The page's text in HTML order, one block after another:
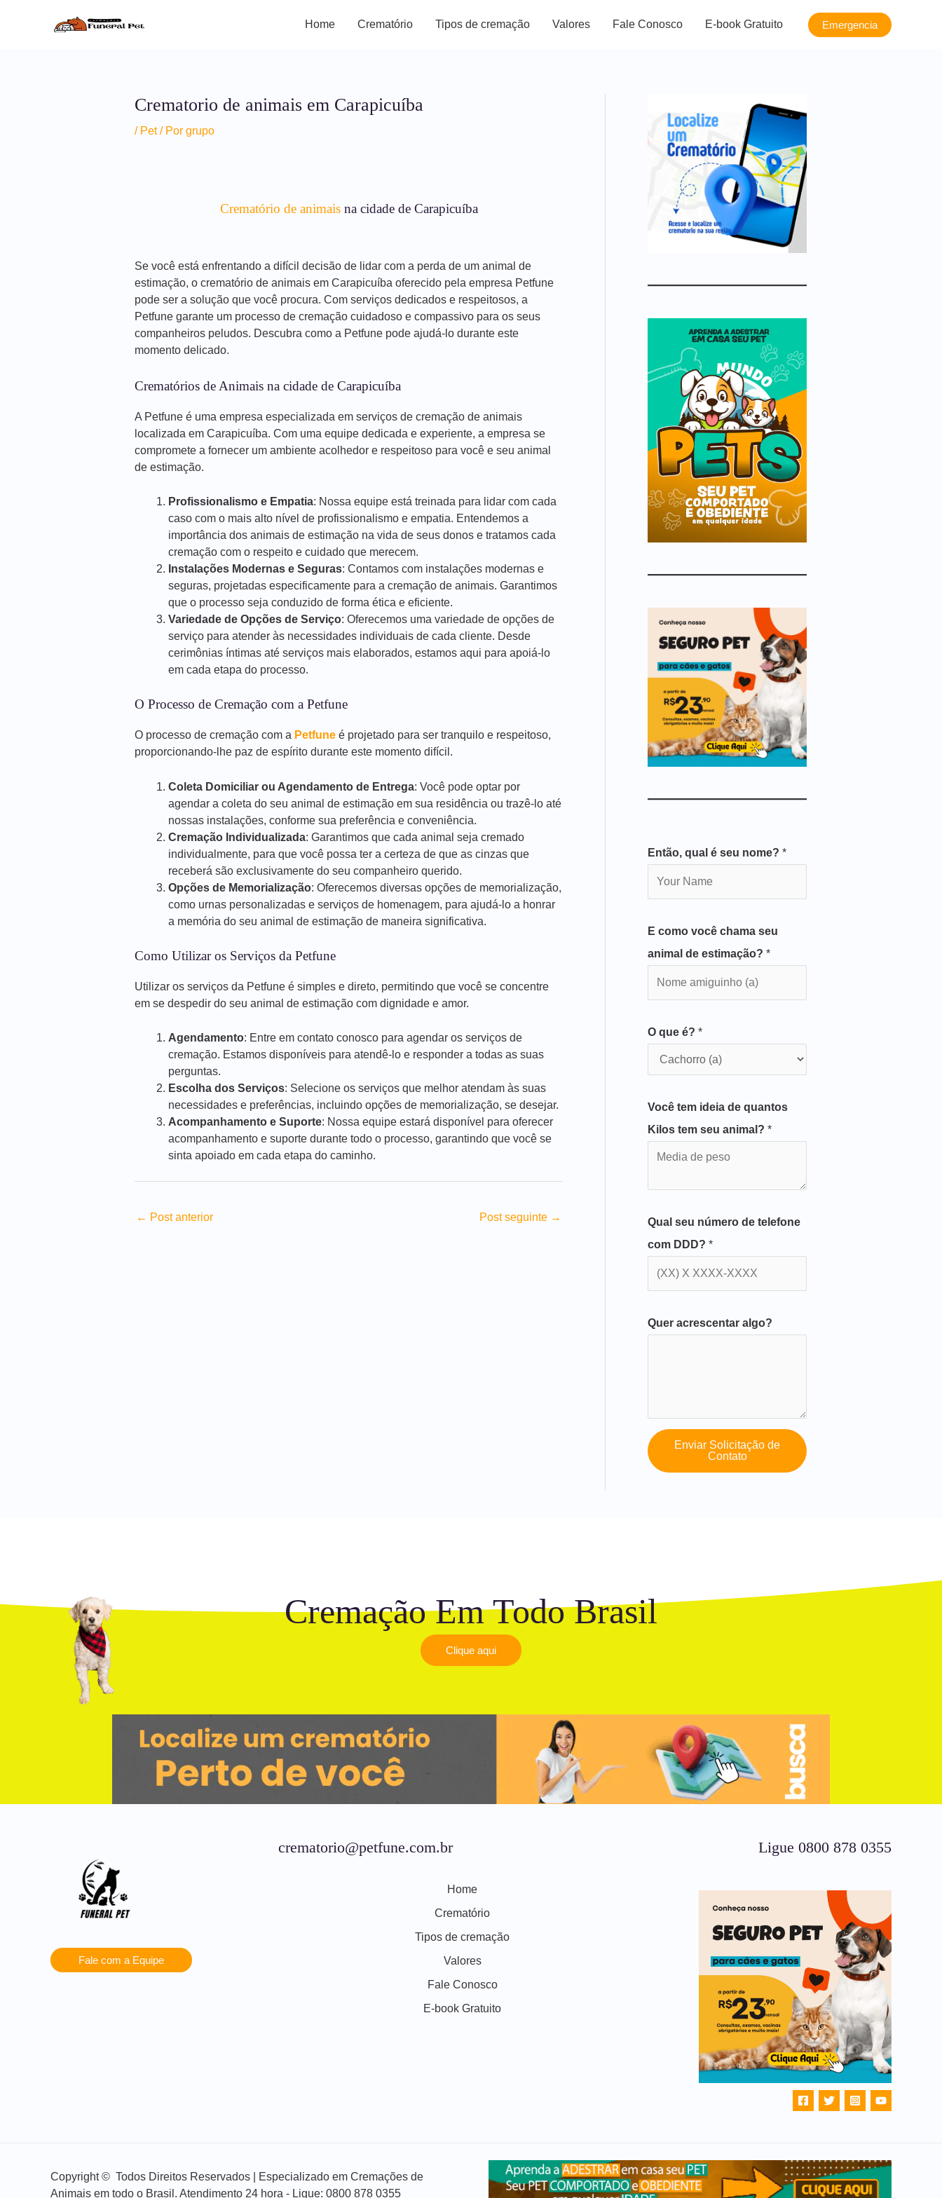
Home Crematório Tipos de cremação Valores Fale Conosco E-book Gratuito Emergencia
Crematorio de animais em Carapicuíba
/ Pet/ Por grupo
Crematório de animaisna cidade de Carapicuíba
Se você está enfrentando a difícil decisão de lidar com a perda de um animal de
estimação, o crematório de animais em Carapicuíba oferecido pela empresa Petfune
pode ser a solução que você procura. Com serviços dedicados e respeitosos, a
Petfune garante um processo de cremação cuidadoso e compassivo para os seus
companheiros peludos. Descubra como a Petfune pode ajudá-lo durante este
momento delicado.
Crematórios de Animais na cidade de Carapicuíba
A Petfune é uma empresa especializada em serviços de cremação de animais
localizada em Carapicuíba. Com uma equipe dedicada e experiente, a empresa se
compromete a fornecer um ambiente acolhedor e respeitoso para você e seu animal
de estimação.
Profissionalismo e Empatia: Nossa equipe está treinada para lidar com cada
caso com o mais alto nível de profissionalismo e empatia. Entendemos a
importância dos animais de estimação na vida de seus donos e tratamos cada
cremação com o respeito e cuidado que merecem.
Instalações Modernas e Seguras: Contamos com instalações modernas e
seguras, projetadas especificamente para a cremação de animais. Garantimos
que o processo seja conduzido de forma ética e eficiente.
Variedade de Opções de Serviço: Oferecemos uma variedade de opções de
serviço para atender às necessidades individuais de cada cliente. Desde
cerimônias íntimas até serviços mais elaborados, estamos aqui para apoiá-lo
em cada etapa do processo.
O Processo de Cremação com a Petfune
O processo de cremação com a Petfune é projetado para ser tranquilo e respeitoso,
proporcionando-lhe paz de espírito durante este momento difícil.
Coleta Domiciliar ou Agendamento de Entrega: Você pode optar por
agendar a coleta do seu animal de estimação em sua residência ou trazê-lo até
nossas instalações, conforme sua preferência e conveniência.
Cremação Individualizada: Garantimos que cada animal seja cremado
individualmente, para que você possa ter a certeza de que as cinzas que
receberá são exclusivamente do seu companheiro querido.
Opções de Memorialização: Oferecemos diversas opções de memorialização,
como urnas personalizadas e serviços de homenagem, para ajudá-lo a honrar
a memória do seu animal de estimação de maneira significativa.
Como Utilizar os Serviços da Petfune
Utilizar os serviços da Petfune é simples e direto, permitindo que você se concentre
em se despedir do seu animal de estimação com dignidade e amor.
Agendamento: Entre em contato conosco para agendar os serviços de
cremação. Estamos disponíveis para atendê-lo e responder a todas as suas
perguntas.
Escolha dos Serviços: Selecione os serviços que melhor atendam às suas
necessidades e preferências, incluindo opções de memorialização, se desejar.
Acompanhamento e Suporte: Nossa equipe estará disponível para oferecer
acompanhamento e suporte durante todo o processo, garantindo que você se
sinta apoiado em cada etapa do caminho.
← Post anterior Post seguinte →
Então, qual é seu nome? *
E como você chama seu
animal de estimação? *
O que é? *
Você tem ideia de quantos
Kilos tem seu animal? *
Qual seu número de telefone
com DDD? *
Quer acrescentar algo?
Enviar Solicitação de
Contato
Cremação Em Todo Brasil
Clique aqui
Fale com a Equipe
crematorio@petfune.com.br
Home
Crematório
Tipos de cremação
Valores
Fale Conosco
E-book Gratuito
Ligue 0800 878 0355
Copyright © Todos Direitos Reservados | Especializado em Cremações de
Animais em todo o Brasil. Atendimento 24 hora - Ligue: 0800 878 0355